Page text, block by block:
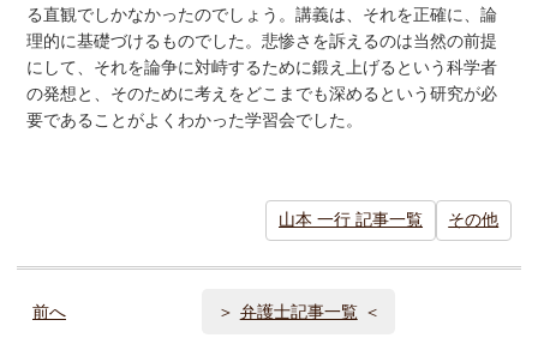
る直観でしかなかったのでしょう。講義は、それを正確に、論
理的に基礎づけるものでした。悲惨さを訴えるのは当然の前提
にして、それを論争に対峙するために鍛え上げるという科学者
の発想と、そのために考えをどこまでも深めるという研究が必
要であることがよくわかった学習会でした。
山本 一行 記事一覧 その他
前へ 弁護士記事一覧